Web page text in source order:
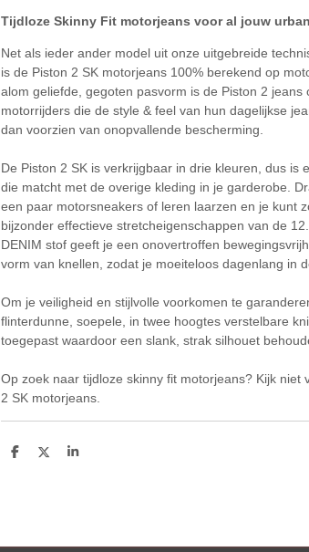
Tijdloze Skinny Fit motorjeans voor al jouw
Net als ieder ander model uit onze uitgebreide
is de Piston 2 SK motorjeans 100% berekend op
alom geliefde, gegoten pasvorm is de Piston 2 jeans
motorrijders die de style & feel van hun dagelijkse
dan voorzien van onopvallende bescherming.
De Piston 2 SK is verkrijgbaar in drie kleuren, dus is
die matcht met de overige kleding in je garderobe.
een paar motorsneakers of leren laarzen en je kunt
bijzonder effectieve stretcheigenschappen van de
DENIM stof geeft je een onovertroffen
vorm van knellen, zodat je moeiteloos dagenlang in
Om je veiligheid en stijlvolle voorkomen te
flinterdunne, soepele, in twee hoogtes verstelbare
toegepast waardoor een slank, strak silhouet
Op zoek naar tijdloze skinny fit motorjeans? Kijk niet
2 SK motorjeans.
D
D
S